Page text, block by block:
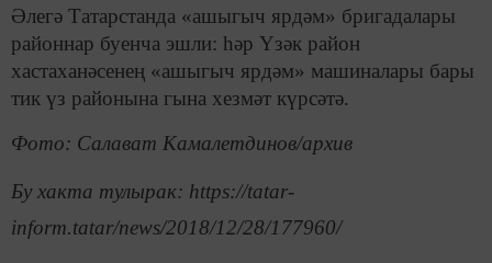
Әлегә Татарстанда «ашыгыч ярдәм» бригадалары
районнар буенча эшли: һәр Үзәк район
хастаханәсенең «ашыгыч ярдәм» машиналары бары
тик үз районына гына хезмәт күрсәтә.
Фото: Салават Камалетдинов/архив
Бу хакта тулырак: https://tatar-
inform.tatar/news/2018/12/28/177960/